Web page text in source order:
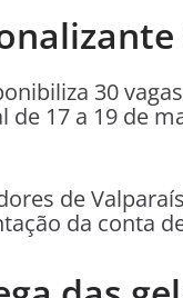
30
17 a 19 de
de
da conta